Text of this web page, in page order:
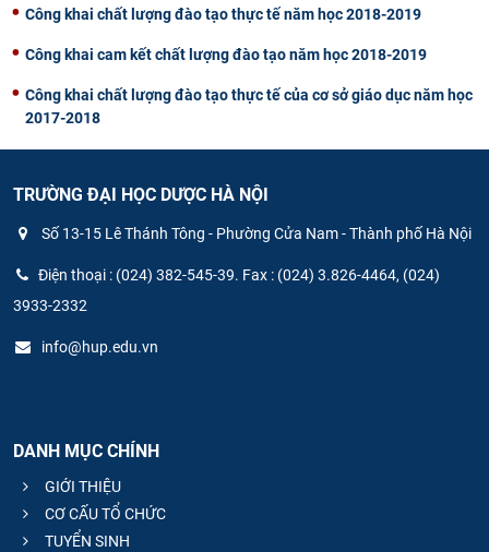
Công khai chất lượng đào tạo thực tế năm học 2018-2019
Công khai cam kết chất lượng đào tạo năm học 2018-2019
Công khai chất lượng đào tạo thực tế của cơ sở giáo dục năm học
2017-2018
TRƯỜNG ĐẠI HỌC DƯỢC HÀ NỘI
Số 13-15 Lê Thánh Tông - Phường Cửa Nam - Thành phố Hà Nội
Điện thoại : (024) 382-545-39. Fax : (024) 3.826-4464, (024)
3933-2332
info@hup.edu.vn
DANH MỤC CHÍNH
GIỚI THIỆU
CƠ CẤU TỔ CHỨC
TUYỂN SINH